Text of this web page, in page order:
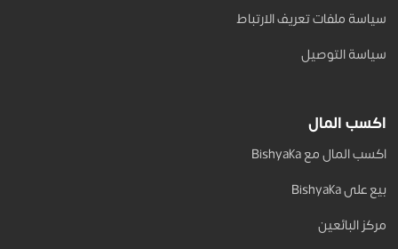
سياسة ملفات تعريف الارتباط
سياسة التوصيل
اكسب المال
اكسب المال مع Bishyaka
بيع على Bishyaka
مركز البائعين